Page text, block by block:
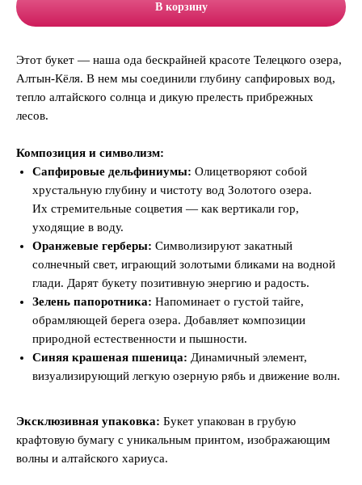
В корзину
Этот букет — наша ода бескрайней красоте Телецкого озера,
Алтын-Кёля. В нем мы соединили глубину сапфировых вод,
тепло алтайского солнца и дикую прелесть прибрежных
лесов.
Композиция и символизм:
Сапфировые дельфиниумы: Олицетворяют собой
хрустальную глубину и чистоту вод Золотого озера.
Их стремительные соцветия — как вертикали гор,
уходящие в воду.
Оранжевые герберы: Символизируют закатный
солнечный свет, играющий золотыми бликами на водной
глади. Дарят букету позитивную энергию и радость.
Зелень папоротника: Напоминает о густой тайге,
обрамляющей берега озера. Добавляет композиции
природной естественности и пышности.
Синяя крашеная пшеница: Динамичный элемент,
визуализирующий легкую озерную рябь и движение волн.
Эксклюзивная упаковка: Букет упакован в грубую
крафтовую бумагу с уникальным принтом, изображающим
волны и алтайского хариуса.